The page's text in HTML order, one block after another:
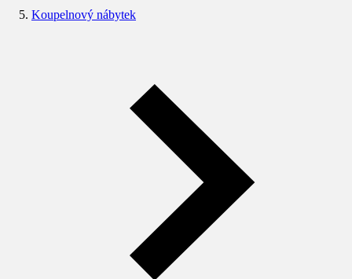
Koupelnový nábytek